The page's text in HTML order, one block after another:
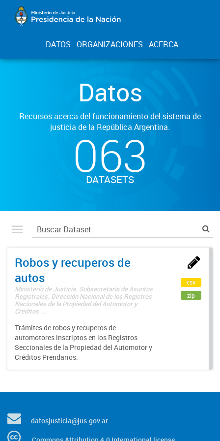
DATOS ORGANIZACIONES ACERCA
Datos
Recursos acerca del funcionamiento del sistema de
justicia de la República Argentina.
063
DATASETS
Robos y recuperos de
autos
Ministerio de Justicia. Subsecretaría de Asuntos
Registrales. Dirección Nacional de los Registros
Nacionales de la Propiedad del Automotor y
Créditos ...
Trámites de robos y recuperos de
automotores inscriptos en los Registros
Seccionales de la Propiedad del Automotor y
Créditos Prendarios.
csv
zip
datosjusticia@jus.gov.ar